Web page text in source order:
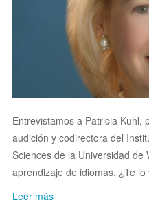
Entrevistamos a Patricia Kuhl,
audición y codirectora del
Sciences de la Universidad de
aprendizaje de idiomas. ¿Te
Leer más